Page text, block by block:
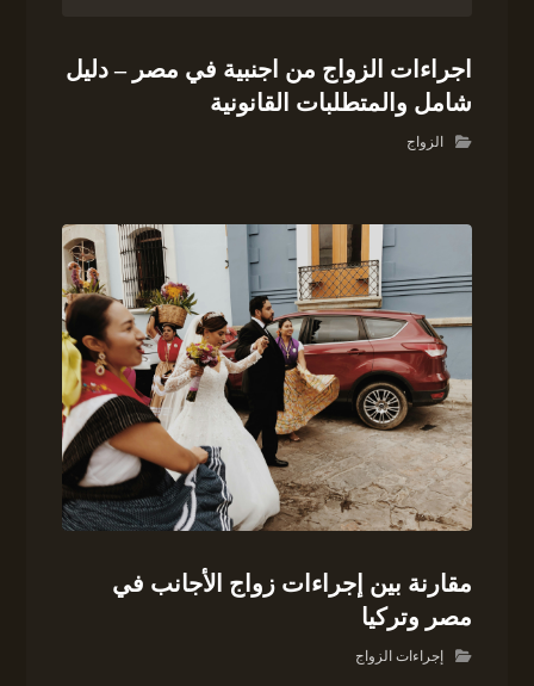
اجراءات الزواج من اجنبية في مصر – دليل
شامل والمتطلبات القانونية
الزواج
مقارنة بين إجراءات زواج الأجانب في
مصر وتركيا
إجراءات الزواج